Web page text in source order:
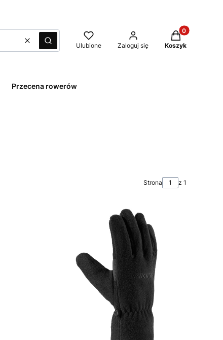
WyczyśćSzukaj Ulubione Zaloguj się
Produkty w
Koszyk
Przecena rowerów
Strona z 1